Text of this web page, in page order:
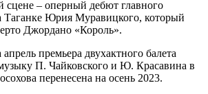
– оперный дебют главного
Таганке Юрия Муравицкого, который
Джордано «Король».
премьера двухактного балета
П. Чайковского и Ю. Красавина в
перенесена на осень 2023.